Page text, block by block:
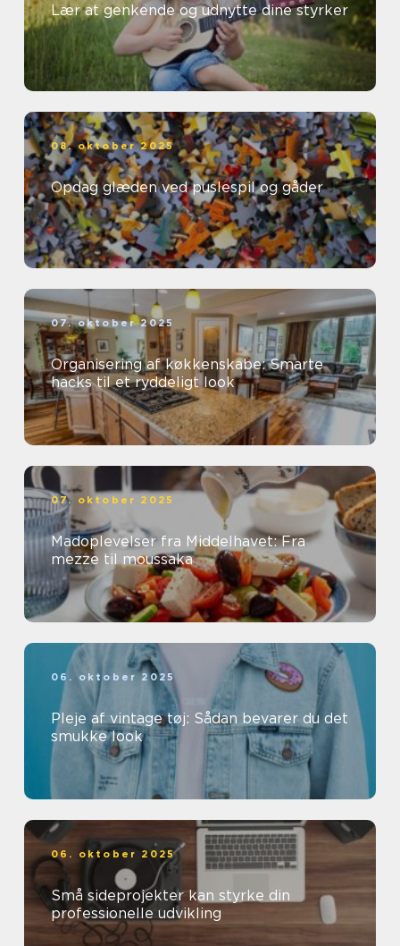
Lær at genkende og udnytte dine styrker
08. oktober 2025
Opdag glæden ved puslespil og gåder
07. oktober 2025
Organisering af køkkenskabe: Smarte
hacks til et ryddeligt look
07. oktober 2025
Madoplevelser fra Middelhavet: Fra
mezze til moussaka
06. oktober 2025
Pleje af vintage tøj: Sådan bevarer du det
smukke look
06. oktober 2025
Små sideprojekter kan styrke din
professionelle udvikling